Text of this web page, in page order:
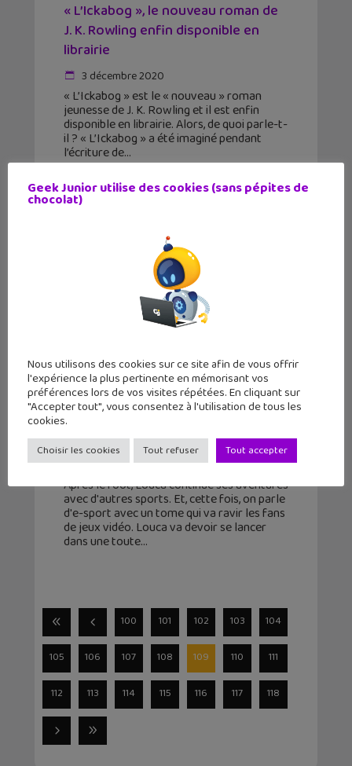
« L’Ickabog », le nouveau roman de
J. K. Rowling enfin disponible en
librairie
3 décembre 2020
« L’Ickabog » est le « nouveau » roman
jeunesse de J. K. Rowling et il est enfin
disponible en librairie. Alors, de quoi parle-t-
il ? « L’Ickabog » a été imaginé pendant
l’écriture de
Sortie BD : Louca (T8) se met à l’E-
Sport
1 décembre 2020
Après le foot, Louca continue ses aventures
avec d'autres sports. Et, cette fois, on parle
d'e-sport avec un tome qui va ravir les fans
de jeux vidéo. Louca va devoir se lancer
dans une toute
100 101 102 103 104
105 106 107 108 109 110 111
112 113 114 115 116 117 118
Geek Junior utilise des cookies (sans pépites de
chocolat)
Nous utilisons des cookies sur ce site afin de vous offrir
l'expérience la plus pertinente en mémorisant vos
préférences lors de vos visites répétées. En cliquant sur
"Accepter tout", vous consentez à l'utilisation de tous les
cookies.
Choisir les cookies Tout refuser Tout accepter